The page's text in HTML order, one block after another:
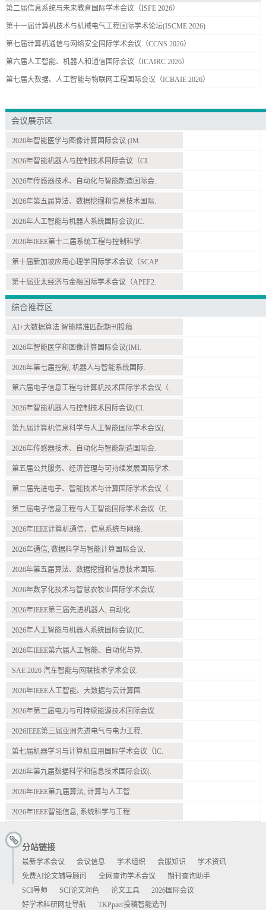
第二届信息系统与未来教育国际学术会议（ISFE 2026）
第十一届计算机技术与机械电气工程国际学术论坛(ISCME 2026)
第七届计算机通信与网络安全国际学术会议（CCNS 2026）
第六届人工智能、机器人和通信国际会议（ICAIRC 2026）
第七届大数据、人工智能与物联网工程国际会议（ICBAIE 2026）
会议展示区
2026年智能医学与图像计算国际会议 (IM.
2026年智能机器人与控制技术国际会议（CI.
2026年传感器技术、自动化与智能制造国际会.
2026年第五届算法、数据挖掘和信息技术国际.
2026年人工智能与机器人系统国际会议(IC.
2026年IEEE第十二届系统工程与控制科学.
第十届新加坡应用心理学国际学术会议（SCAP.
第十届亚太经济与金融国际学术会议（APEF2.
综合推荐区
AI+大数据算法 智能精准匹配期刊投稿
2026年智能医学和图像计算国际会议(IMI.
2026年第七届控制, 机器人与智能系统国际.
第六届电子信息工程与计算机技术国际学术会议（.
2026年智能机器人与控制技术国际会议(CI.
第九届计算机信息科学与人工智能国际学术会议(.
2026年传感器技术、自动化与智能制造国际会.
第五届公共服务、经济管理与可持续发展国际学术.
第二届先进电子、智能技术与计算国际学术会议（.
第二届电子信息工程与人工智能国际学术会议（E.
2026年IEEE计算机通信、信息系统与网络.
2026年通信, 数据科学与智能计算国际会议.
2026年第五届算法、数据挖掘和信息技术国际.
2026年数字化技术与智慧农牧业国际学术会议.
2026年IEEE第三届先进机器人, 自动化.
2026年人工智能与机器人系统国际会议(IC.
2026年IEEE第六届人工智能、自动化与算.
SAE 2026 汽车智能与网联技术学术会议.
2026年IEEE人工智能、大数据与云计算国.
2026年第二届电力与可持续能源技术国际会议.
2026IEEE第三届亚洲先进电气与电力工程.
第七届机器学习与计算机应用国际学术会议（IC.
2026年第九届数据科学和信息技术国际会议(.
2026年IEEE第九届算法, 计算与人工智.
2026年IEEE智能信息, 系统科学与工程.
分站链接
最新学术会议 会议信息 学术组织 会服知识
学术资讯
免费AI论文辅导顾问
全网查询学术会议
期刊查询助手
SCI导师
SCI论文润色 论文工具
2026国际会议
好学术科研网址导航
TKPpaer投稿智能选刊